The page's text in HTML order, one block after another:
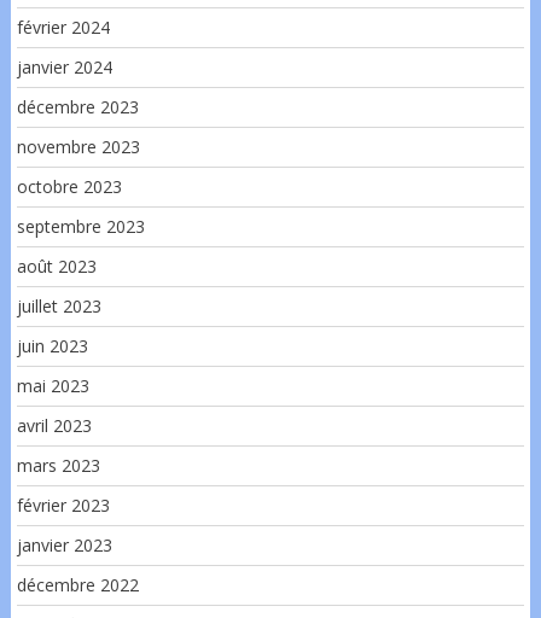
février 2024
janvier 2024
décembre 2023
novembre 2023
octobre 2023
septembre 2023
août 2023
juillet 2023
juin 2023
mai 2023
avril 2023
mars 2023
février 2023
janvier 2023
décembre 2022